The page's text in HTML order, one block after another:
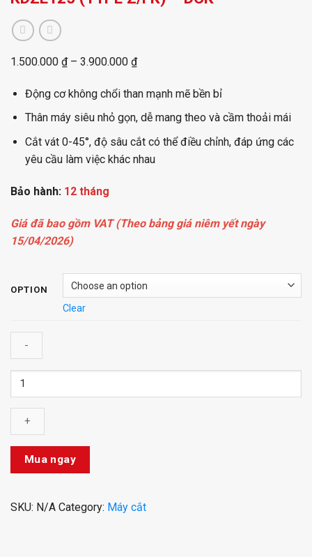
1.500.000 ₫– 3.900.000 ₫
Động cơ không chổi than mạnh mẽ bền bỉ
Thân máy siêu nhỏ gọn, dễ mang theo và cầm thoải mái
Cắt vát 0-45°, độ sâu cắt có thể điều chỉnh, đáp ứng các
yêu cầu làm việc khác nhau
Bảo hành: 12 tháng
Giá đã bao gồm VAT (Theo bảng giá niêm yết ngày
15/04/2026)
OPTION
Clear
Máy
gạch
dùng
ion
KDZE125
Mua ngay
SKU: N/A Category: Máy cắt